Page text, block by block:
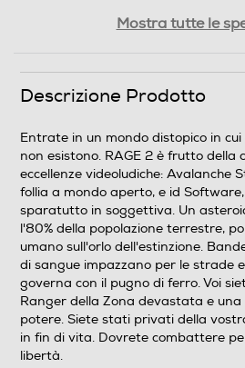
ordine non esistono. RAGE 2 è
collaborazione di due eccellenze
Studios, i maestri della follia a
Software, gli dèi degli sparatutto
asteroide ha annientato l'80%
terrestre, portando il genere
dell'estinzione. Bande spietate e
impazzano per le strade e la
con il pugno di ferro. Voi siete
della Zona devastata e una
Siete stati privati della vostra
di vita. Dovrete combattere per
Mostra tutte le
Descrizione Prodotto
Entrate in un mondo distopico in
non esistono. RAGE 2 è frutto della
eccellenze videoludiche: Avalanche
follia a mondo aperto, e id
sparatutto in soggettiva. Un
l'80% della popolazione terrestre,
umano sull'orlo dell'estinzione.
di sangue impazzano per le strade
governa con il pugno di ferro. Voi
Ranger della Zona devastata e una
potere. Siete stati privati della
in fin di vita. Dovrete combattere
libertà.